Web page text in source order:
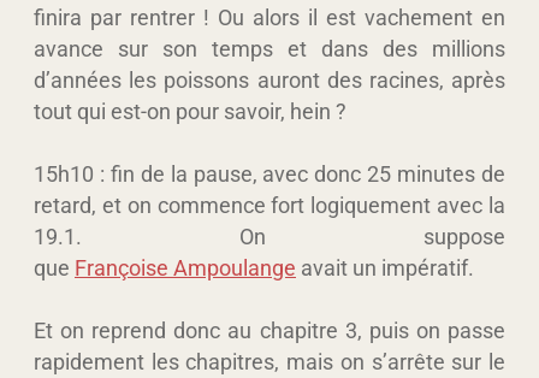
finira par rentrer ! Ou alors il est vachement en
avance sur son temps et dans des millions
d’années les poissons auront des racines, après
tout qui est-on pour savoir, hein ?
15h10 : fin de la pause, avec donc 25 minutes de
retard, et on commence fort logiquement avec la
19.1. On suppose
que Françoise Ampoulange avait un impératif.
Et on reprend donc au chapitre 3, puis on passe
rapidement les chapitres, mais on s’arrête sur le